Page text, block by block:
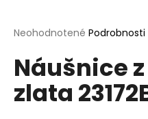
Priemerné
produktu
je
0,0
z
Neohodnotené
Náušnice
zlata
j
ť
?